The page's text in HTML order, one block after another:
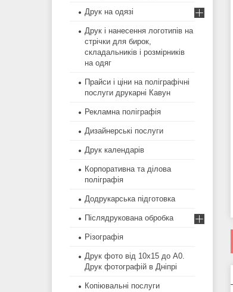
Друк на одязі
Друк і нанесення логотипів на
стрічки для бирок,
складальників і розмірників
на одяг
Прайси і ціни на поліграфічні
послуги друкарні Кавун
Рекламна поліграфія
Дизайнерські послуги
Друк календарів
Корпоративна та ділова
поліграфія
Додрукарська підготовка
Післядрукована обробка
Різографія
Друк фото від 10х15 до А0.
Друк фотографій в Дніпрі
Копіювальні послуги